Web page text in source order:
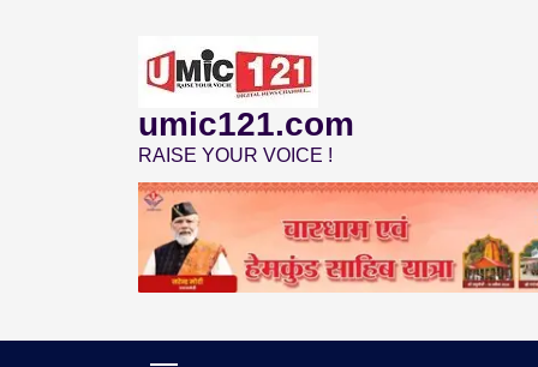
umic121.com
RAISE YOUR VOICE !